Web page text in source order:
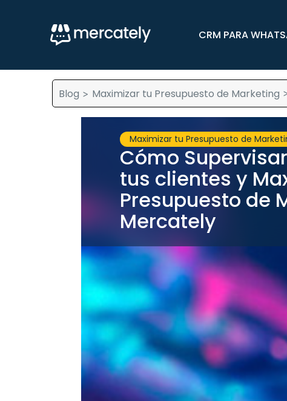
CRM PARA
Blog > Maximizar tu Presupuesto de Marketing
Maximizar tu Presupuesto de
Cómo
tus clientes y
Presupuesto de
Mercately